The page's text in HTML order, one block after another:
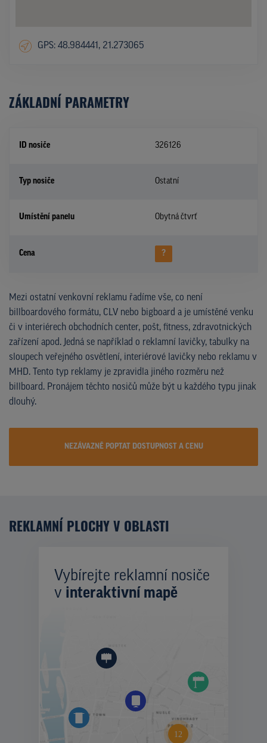
GPS: 48.984441, 21.273065
ZÁKLADNÍ PARAMETRY
ID nosiče 326126
Typ nosiče Ostatní
Umístění panelu Obytná čtvrť
Cena ?
Mezi ostatní venkovní reklamu řadíme vše, co není
billboardového formátu, CLV nebo bigboard a je umístěné venku
či v interiérech obchodních center, pošt, fitness, zdravotnických
zařízení apod. Jedná se například o reklamní lavičky, tabulky na
sloupech veřejného osvětlení, interiérové lavičky nebo reklamu v
MHD. Tento typ reklamy je zpravidla jiného rozměru než
billboard. Pronájem těchto nosičů může být u každého typu jinak
dlouhý.
NEZÁVAZNĚ POPTAT DOSTUPNOST A CENU
REKLAMNÍ PLOCHY V OBLASTI
Vybírejte reklamní nosiče
v interaktivní mapě